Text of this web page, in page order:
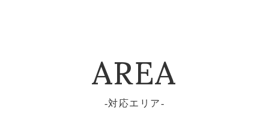
AREA
対応エリア